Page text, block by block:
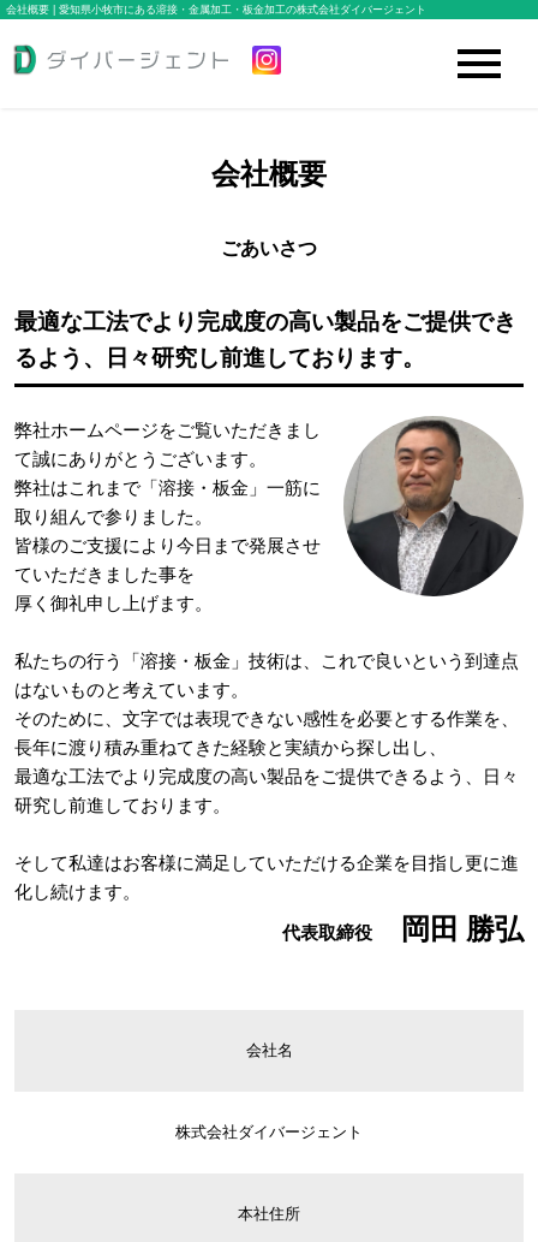
会社概要 | 愛知県小牧市にある溶接・金属加工・板金加工の株式会社ダイバージェント
会社概要
ごあいさつ
最適な工法でより完成度の高い製品をご提供でき
るよう、日々研究し前進しております。
弊社ホームページをご覧いただきまし
て誠にありがとうございます。
弊社はこれまで「溶接・板金」一筋に
取り組んで参りました。
皆様のご支援により今日まで発展させ
ていただきました事を
厚く御礼申し上げます。
私たちの行う「溶接・板金」技術は、これで良いという到達点
はないものと考えています。
そのために、文字では表現できない感性を必要とする作業を、
長年に渡り積み重ねてきた経験と実績から探し出し、
最適な工法でより完成度の高い製品をご提供できるよう、日々
研究し前進しております。
そして私達はお客様に満足していただける企業を目指し更に進
化し続けます。
代表取締役 岡田 勝弘
会社名
株式会社ダイバージェント
本社住所